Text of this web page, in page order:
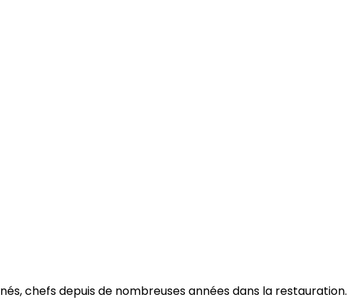
chefs depuis de nombreuses années dans la restauration.